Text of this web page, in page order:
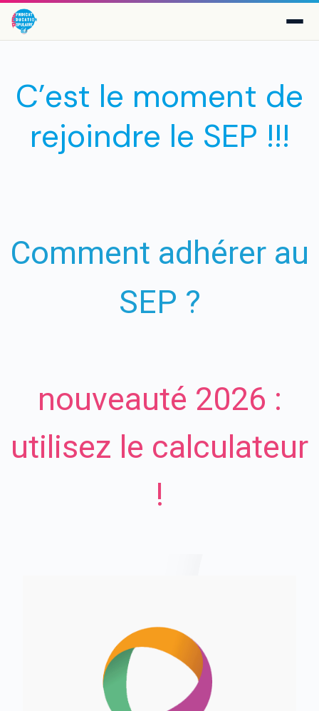
C’est le moment de
rejoindre le SEP !!!
Comment adhérer au
SEP ?
nouveauté 2026 :
utilisez le calculateur
!